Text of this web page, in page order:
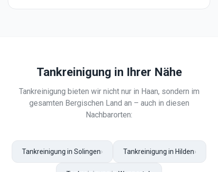
Tankreinigung in Ihrer Nähe
Tankreinigung bieten wir nicht nur in Haan, sondern im
gesamten Bergischen Land an – auch in diesen
Nachbarorten:
Tankreinigung in Solingen› Tankreinigung in Hilden›